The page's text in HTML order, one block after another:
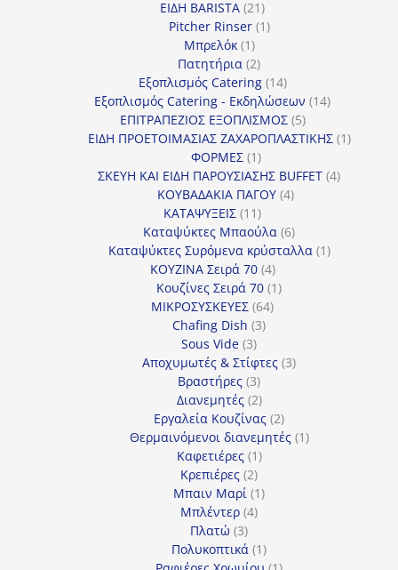
ΕΙΔΗ BARISTA 2121
προϊόντα
Pitcher Rinser 11
Μπρελόκ 11
προϊόν
Πατητήρια 22
προϊόντα
Εξοπλισμός Catering 1414
προϊόντα
Εξοπλισμός Catering - Εκδηλώσεων 1414
ΕΠΙΤΡΑΠΕΖΙΟΣ ΕΞΟΠΛΙΣΜΟΣ 55
προϊόντα
ΕΙΔΗ ΠΡΟΕΤΟΙΜΑΣΙΑΣ ΖΑΧΑΡΟΠΛΑΣΤΙΚΗΣ 11
ΦΟΡΜΕΣ 11
προϊόν
ΣΚΕΥΗ ΚΑΙ ΕΙΔΗ ΠΑΡΟΥΣΙΑΣΗΣ BUFFET 44
ΚΟΥΒΑΔΑΚΙΑ ΠΑΓΟΥ 44
ΚΑΤΑΨΥΞΕΙΣ 1111
προϊόντα
Καταψύκτες Μπαούλα 66
προϊόντα
Καταψύκτες Συρόμενα κρύσταλλα 11
ΚΟΥΖΙΝΑ Σειρά 70 44
προϊόντα
Κουζίνες Σειρά 70 11
ΜΙΚΡΟΣΥΣΚΕΥΕΣ 6464
Chafing Dish 33
Sous Vide 33
προϊόντα
Αποχυμωτές & Στίφτες 33
Βραστήρες 33
προϊόντα
Διανεμητές 22
προϊόντα
Εργαλεία Κουζίνας 22
προϊόντα
Θερμαινόμενοι διανεμητές 11
Καφετιέρες 11
προϊόν
Κρεπιέρες 22
προϊόντα
Μπαιν Μαρί 11
Μπλέντερ 44
Πλατώ 33
προϊόντα
Πολυκοπτικά 11